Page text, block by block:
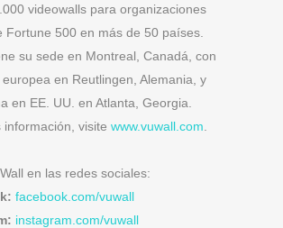
videowalls para organizaciones
Fortune 500 en más de 50 países.
su sede en Montreal, Canadá, con
en Reutlingen, Alemania, y
en EE. UU. en Atlanta, Georgia.
información, visite www.vuwall.com
en las redes sociales:
facebook.com/vuwall
instagram.com/vuwall